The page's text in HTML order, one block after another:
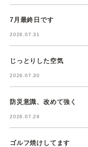
7月最終日です
2026.07.31
じっとりした空気
2026.07.30
防災意識、改めて強く
2026.07.29
ゴルフ焼けしてます